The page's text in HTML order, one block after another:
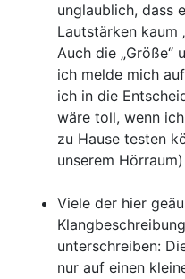
unglaublich, dass
Lautstärken kaum
Auch die „Größe“
ich melde mich
ich in die
wäre toll, wenn
zu Hause testen
unserem Hörraum)
Viele der hier
unterschreiben:
nur auf einen